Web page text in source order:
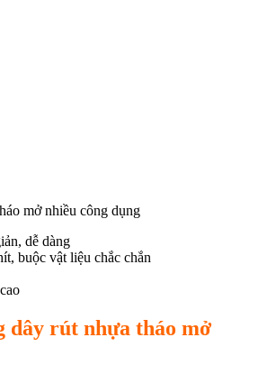
mở nhiều công dụng
dễ dàng
buộc vật liệu chắc chắn
dây rút nhựa tháo mở